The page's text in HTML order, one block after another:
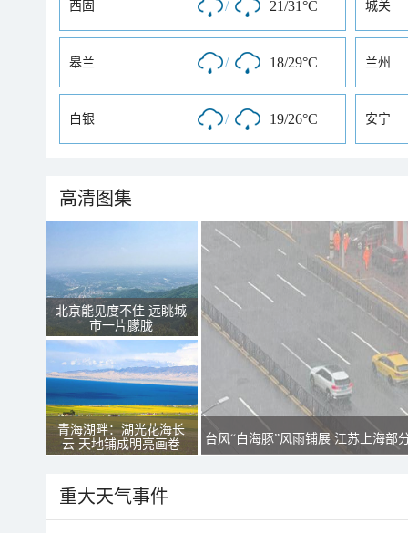
西固 / 21/31°C 城关
皋兰 / 18/29°C 兰州
白银 / 19/26°C 安宁
高清图集
北京能见度不佳 远眺城
市一片朦胧
青海湖畔：湖光花海长
云 天地铺成明亮画卷
台风“白海豚”风雨铺展 江苏上海部
重大天气事件